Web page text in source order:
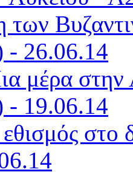
- 26.06.14
μέρα στην
- 19.06.14
στο